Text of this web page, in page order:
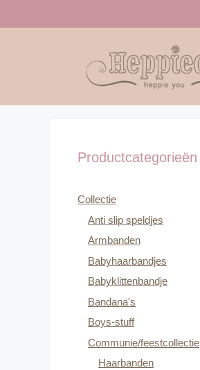
Productcategorieën
Collectie
Anti slip speldjes
Armbanden
Babyhaarbandjes
Babyklittenbandje
Bandana's
Boys-stuff
Communie/feestcollectie
Haarbanden